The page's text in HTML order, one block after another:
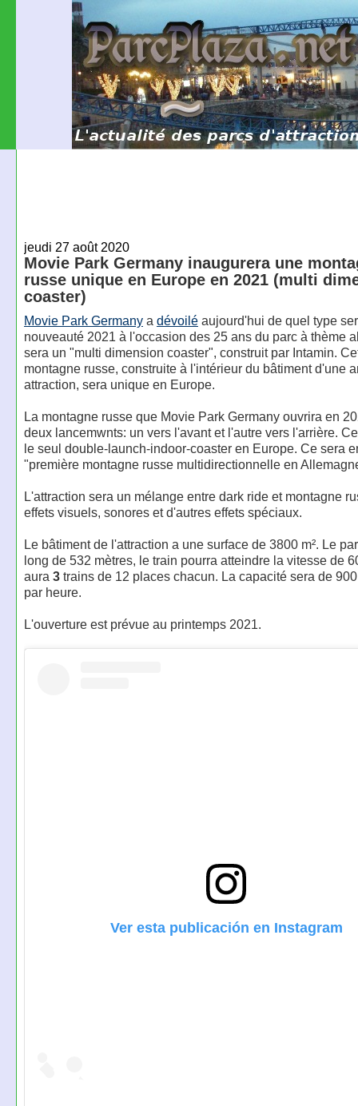
jeudi 27 août 2020
Movie Park Germany inaugurera une
russe unique en Europe en 2021 (multi
coaster)
Movie Park Germanya dévoiléaujourd'hui de quel type
nouveauté 2021 à l'occasion des 25 ans du parc à thème
sera un "multi dimension coaster", construit par Intamin.
montagne russe, construite à l'intérieur du bâtiment d'une
attraction, sera unique en Europe.
La montagne russe que Movie Park Germany ouvrira en
deux lancemwnts: un vers l'avant et l'autre vers l'arrière.
le seul double-launch-indoor-coaster en Europe. Ce sera
"première montagne russe multidirectionnelle en
L'attraction sera un mélange entre dark ride et montagne
effets visuels, sonores et d'autres effets spéciaux.
Le bâtiment de l'attraction a une surface de 3800 m². Le
long de 532 mètres, le train pourra atteindre la vitesse de
aura 3trains de 12 places chacun. La capacité sera de
par heure.
L'ouverture est prévue au printemps 2021.
Ver esta publicación en Instagram